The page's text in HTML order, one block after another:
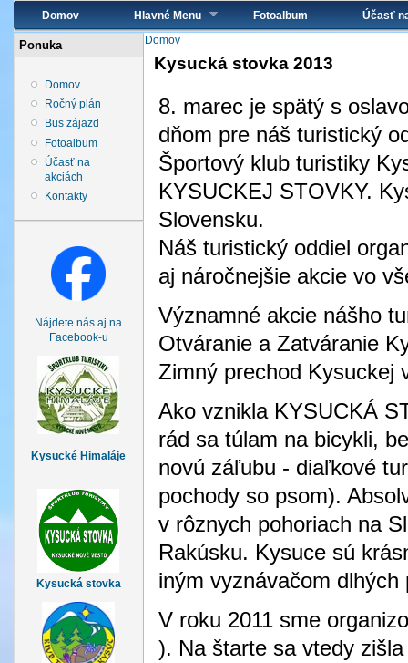
Hlavné menu
Domov Hlavné Menu Fotoalbum Účasť
Ponuka
Domov
Ročný plán
Bus zájazd
Fotoalbum
Účasť na
akciách
Kontakty
Nájdete nás aj na
Facebook-u
Kysucké Himaláje
Kysucká stovka
Nachádzate sa tu
Domov
Kysucká stovka 2013
8. marec je spätý s
dňom pre náš turistický
Športový klub turistiky
KYSUCKEJ STOVKY.
Slovensku.
Náš turistický oddiel
aj náročnejšie akcie vo
Významné akcie nášho
Otváranie a Zatváranie
Zimný prechod Kysuckej
Ako vznikla KYSUCKÁ
rád sa túlam na bicykli,
novú záľubu - diaľkové
pochody so psom).
v rôznych pohoriach na
Rakúsku. Kysuce sú
iným vyznávačom dlhých
V roku 2011 sme
). Na štarte sa vtedy